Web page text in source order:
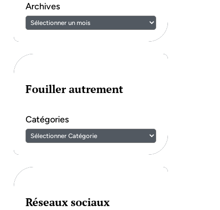
Archives
Fouiller autrement
Catégories
Réseaux sociaux